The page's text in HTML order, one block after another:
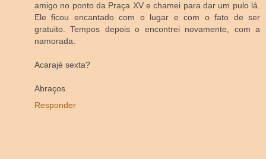
amigo no ponto da Praça XV e chamei para dar um pulo lá.
Ele ficou encantado com o lugar e com o fato de ser
gratuito. Tempos depois o encontrei novamente, com a
namorada.
Acarajé sexta?
Abraços.
Responder